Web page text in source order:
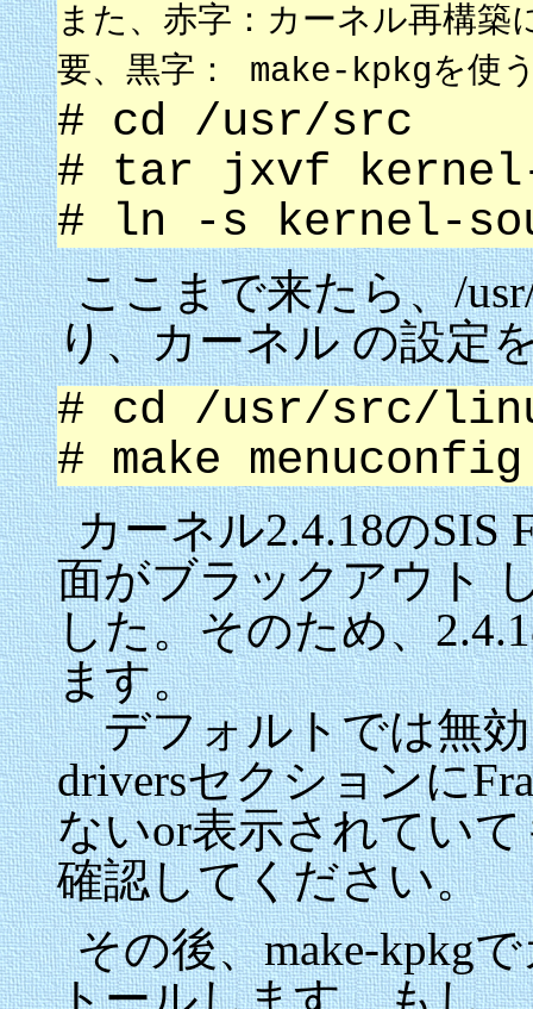
また、赤字：カーネル再構
要、黒字： make-kpkgを使
# cd /usr/src
# tar jxvf
# ln -s kernel-
ここまで来たら、/
り、カーネル の設定
# cd /usr/src/
# make
カーネル2.4.18のSIS
面がブラックアウト
した。そのため、
ます。
デフォルトでは無効
driversセクションに
ないor表示されてい
確認してください。
その後、make-kpkg